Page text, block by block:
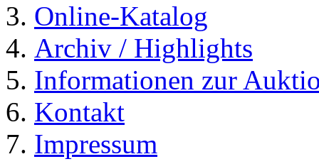
Online-Katalog
Archiv / Highlights
Informationen zur
Kontakt
Impressum